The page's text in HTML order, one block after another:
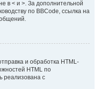
в < и >. За дополнительной
по BBCode, ссылка на
и обработка HTML-
HTML по
реализована с